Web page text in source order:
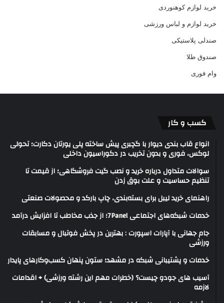
خرید لوازم کوهنوردی
خرید لوازم و لباس ورزشی
صندلی پلاستیکی
صندوق طلا
وام فوری
کسب و کار
انواع قاب بندی دیوار با گچبری پیش ساخته پلی یورتان دکارت؛ تحولی
لوکس، فوری و بدون تخریب در دکوراسیون داخلی
سوالات متداول درباره خرید و نصب گیت فروشگاهی؛ از قیمت تا
تنظیم حساسیت و علت بوق زدن
راهنمای خرید لیبل برای بسته‌بندی، چاپ بارکد و محصولات صنعتی
خدمات شبکه‌های اجتماعی 7Panel؛ از جذب مخاطب تا افزایش درآمد
جام جهانی با آپارات اسپورت : بهترین در پخش فوتبال و مسابقات
ورزشی
خدمات و پشتیبانی شبکه در مشهد؛ ستون پنهان کسب‌وکارهای پایدار
آسیب های جودو چیست؟ (خطرات مهم این رشته ورزشی) + اقدامات
لازمه